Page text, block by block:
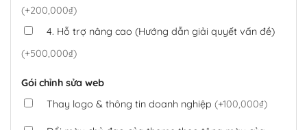
(+200,000₫)
4. Hỗ trợ nâng cao (Hướng dẫn giải quyết vấn đề)
(+500,000₫)
Gói chỉnh sửa web
Thay logo & thông tin doanh nghiệp (+100,000₫)